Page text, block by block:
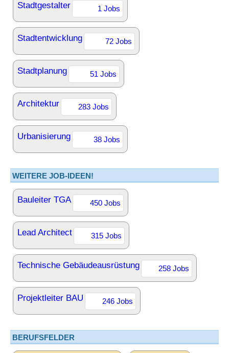
Stadtgestalter 1 Jobs
Stadtentwicklung 72 Jobs
Stadtplanung 51 Jobs
Architektur 283 Jobs
Urbanisierung 38 Jobs
WEITERE JOB-IDEEN!
Bauleiter TGA 450 Jobs
Lead Architect 315 Jobs
Technische Gebäudeausrüstung 258 Jobs
Projektleiter BAU 246 Jobs
BERUFSFELDER